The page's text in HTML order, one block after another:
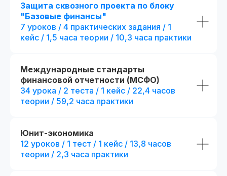
Защита сквозного проекта по блоку
"Базовые финансы"
7 уроков / 4 практических задания / 1
кейс / 1,5 часа теории / 10,3 часа практики
Международные стандарты
финансовой отчетности (МСФО)
34 урока / 2 теста / 1 кейс / 22,4 часов
теории / 59,2 часа практики
Юнит-экономика
12 уроков / 1 тест / 1 кейс / 13,8 часов
теории / 2,3 часа практики
Являемся официальными
администраторами экзамена СФА
и даем 20% скидку на регистрацию
6 месяцев обучения с практикой
на реальных проектах
Все опции
(стандарт) +
Стандарт